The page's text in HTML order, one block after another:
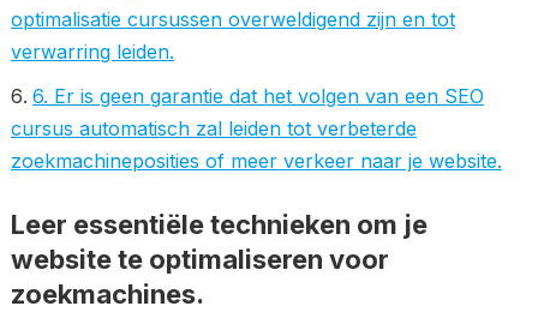
optimalisatie cursussen overweldigend zijn en tot
verwarring leiden.
6. Er is geen garantie dat het volgen van een SEO
cursus automatisch zal leiden tot verbeterde
zoekmachineposities of meer verkeer naar je website.
Leer essentiële technieken om je
website te optimaliseren voor
zoekmachines.